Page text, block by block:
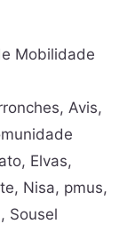
Mobilidade
, Avis,
, Elvas,
, Nisa, pmus,
, Sousel